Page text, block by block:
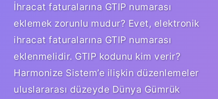
İhracat faturalarına GTIP numarası
eklemek zorunlu mudur? Evet, elektronik
ihracat faturalarına GTIP numarası
eklenmelidir. GTIP kodunu kim verir?
Harmonize Sistem’e ilişkin düzenlemeler
uluslararası düzeyde Dünya Gümrük